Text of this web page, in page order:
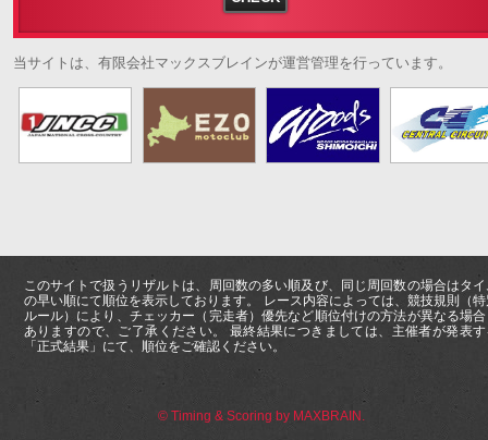
当サイトは、有限会社マックスブレインが運営管理を行っています。
このサイトで扱うリザルトは、周回数の多い順及び、同じ周回数の場合はタ
の早い順にて順位を表示しております。 レース内容によっては、競技規則（
ルール）により、チェッカー（完走者）優先など順位付けの方法が異なる場
ありますので、ご了承ください。 最終結果につきましては、主催者が発表
「正式結果」にて、順位をご確認ください。
© Timing & Scoring by MAXBRAIN.